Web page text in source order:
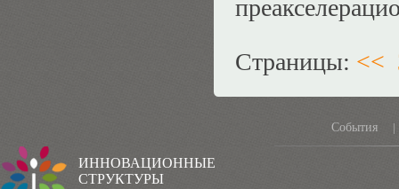
Страницы: <<
События |
ИННОВАЦИОННЫЕ
СТРУКТУРЫ